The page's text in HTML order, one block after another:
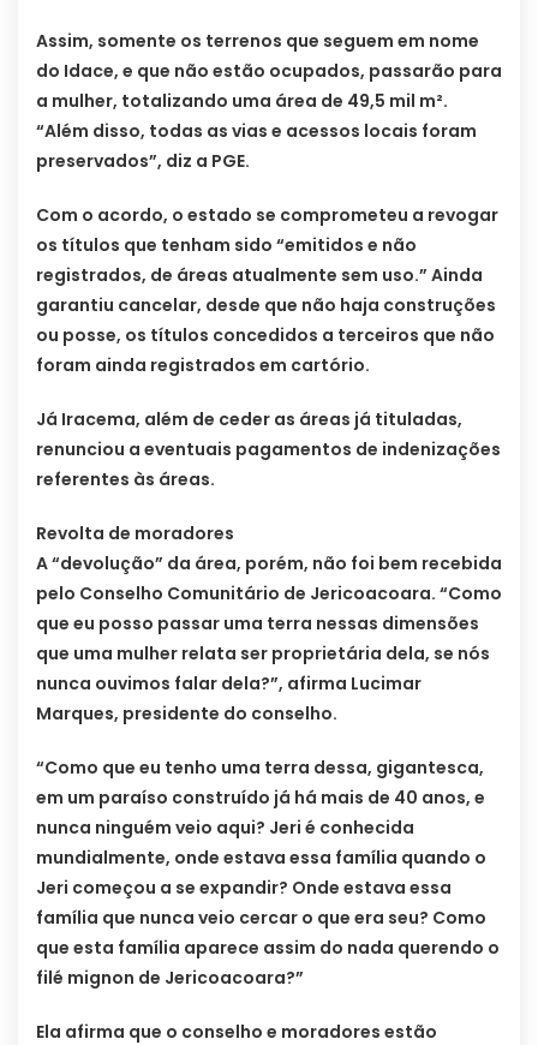
Assim, somente os terrenos que seguem em nome
do Idace, e que não estão ocupados, passarão para
a mulher, totalizando uma área de 49,5 mil m².
“Além disso, todas as vias e acessos locais foram
preservados”, diz a PGE.
Com o acordo, o estado se comprometeu a revogar
os títulos que tenham sido “emitidos e não
registrados, de áreas atualmente sem uso.” Ainda
garantiu cancelar, desde que não haja construções
ou posse, os títulos concedidos a terceiros que não
foram ainda registrados em cartório.
Já Iracema, além de ceder as áreas já tituladas,
renunciou a eventuais pagamentos de indenizações
referentes às áreas.
Revolta de moradores
A “devolução” da área, porém, não foi bem recebida
pelo Conselho Comunitário de Jericoacoara. “Como
que eu posso passar uma terra nessas dimensões
que uma mulher relata ser proprietária dela, se nós
nunca ouvimos falar dela?”, afirma Lucimar
Marques, presidente do conselho.
“Como que eu tenho uma terra dessa, gigantesca,
em um paraíso construído já há mais de 40 anos, e
nunca ninguém veio aqui? Jeri é conhecida
mundialmente, onde estava essa família quando o
Jeri começou a se expandir? Onde estava essa
família que nunca veio cercar o que era seu? Como
que esta família aparece assim do nada querendo o
filé mignon de Jericoacoara?”
Ela afirma que o conselho e moradores estão